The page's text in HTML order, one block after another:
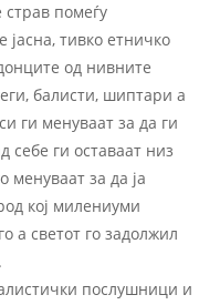
помеѓу
јасна, тивко етничко
од нивните
балисти, шиптари а
ги менуваат за да ги
себе ги оставаат низ
менуваат за да ја
кој милениуми
а светот го задолжил
послушници и